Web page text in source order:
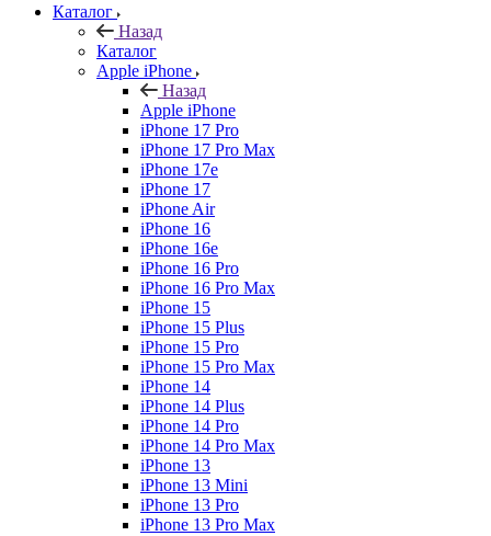
Каталог
Назад
Каталог
Apple iPhone
Назад
Apple iPhone
iPhone 17 Pro
iPhone 17 Pro Max
iPhone 17e
iPhone 17
iPhone Air
iPhone 16
iPhone 16e
iPhone 16 Pro
iPhone 16 Pro Max
iPhone 15
iPhone 15 Plus
iPhone 15 Pro
iPhone 15 Pro Max
iPhone 14
iPhone 14 Plus
iPhone 14 Pro
iPhone 14 Pro Max
iPhone 13
iPhone 13 Mini
iPhone 13 Pro
iPhone 13 Pro Max